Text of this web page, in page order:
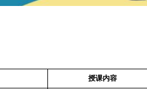
授课内容